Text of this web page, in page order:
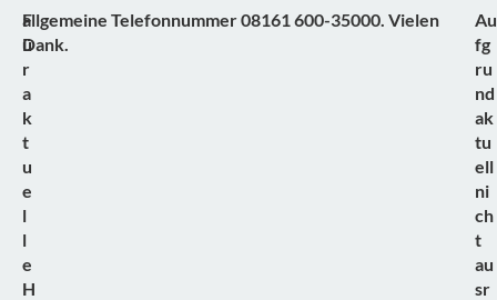
F
ü
r
a
k
t
u
e
l
l
e
H
allgemeine Telefonnummer 08161 600-35000. Vielen
Dank.
Au
fg
ru
nd
ak
tu
ell
ni
ch
t
au
sr